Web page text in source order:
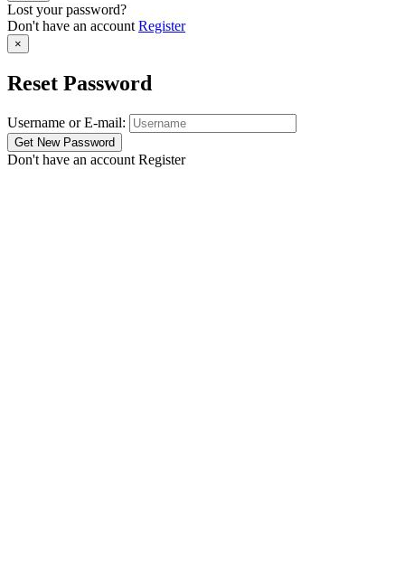
Lost your password?
Don't have an account Register
×
Reset Password
Username or E-mail:
Don't have an account Register